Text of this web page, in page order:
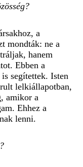
a
mondták: ne a
hanem
Ebben a
segítettek. Isten
lelkiállapotban,
amikor a
Ehhez a
lenni.